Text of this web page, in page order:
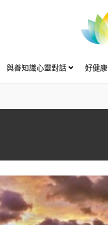
與善知識心靈對話 好健康